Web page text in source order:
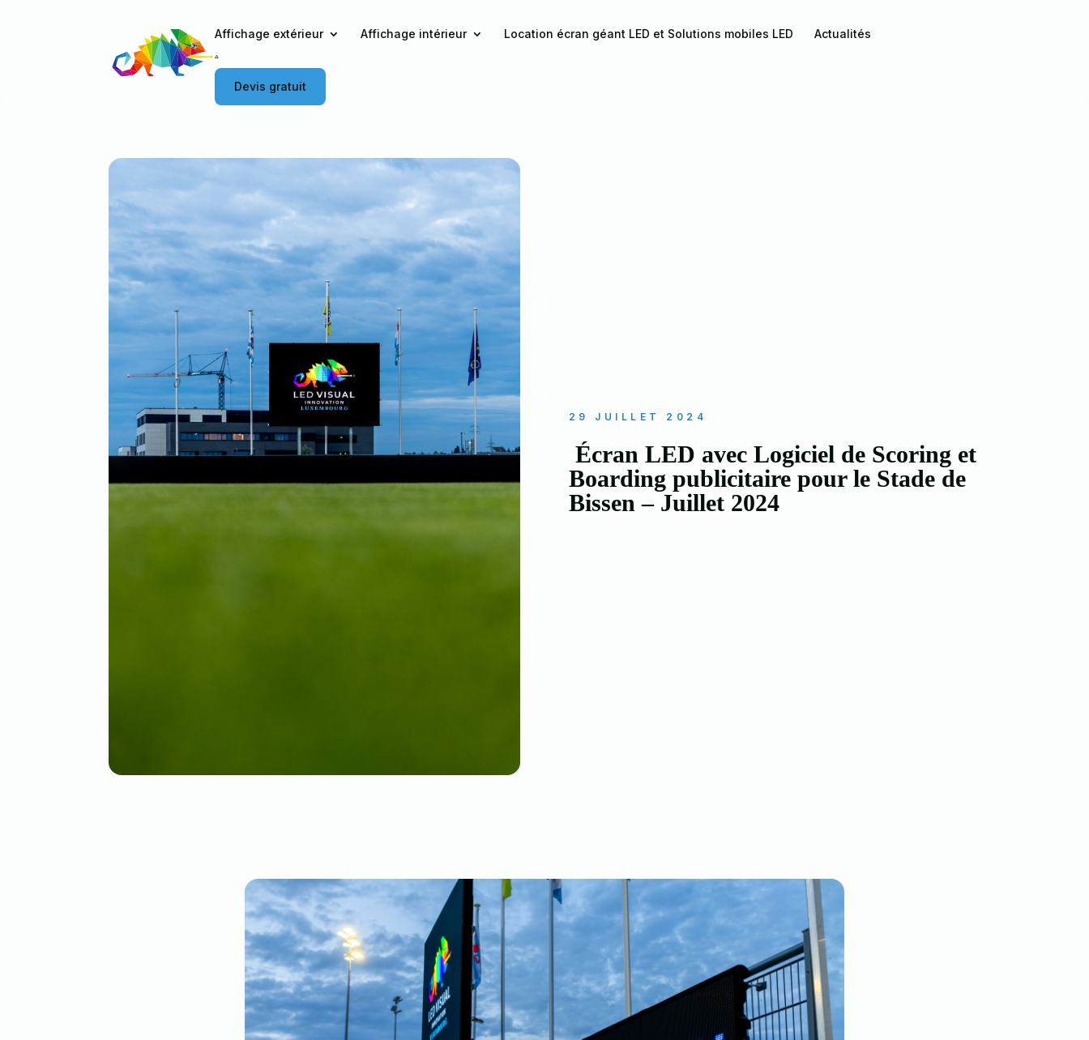
Affichage extérieur Affichage intérieur Location écran géant LED et Solutions mobiles LED Actualités
Devis gratuit
29 JUILLET 2024
Écran LED avec Logiciel de Scoring et
Boarding publicitaire pour le Stade de
Bissen – Juillet 2024